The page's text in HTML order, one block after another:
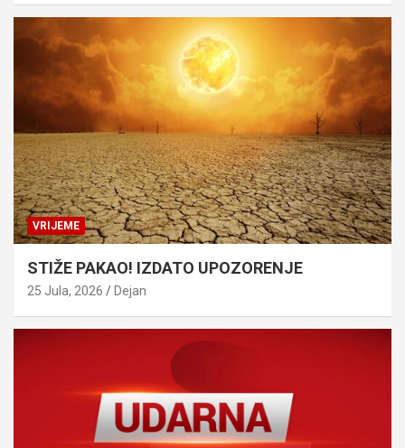
VRIJEME
STIŽE PAKAO! IZDATO UPOZORENJE
25 Jula, 2026 Dejan